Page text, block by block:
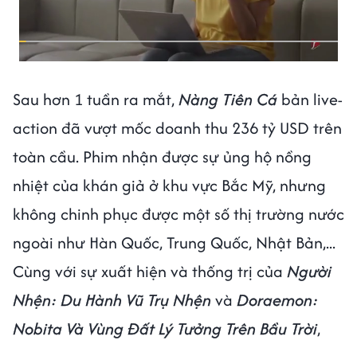
Sau hơn 1 tuần ra mắt,Nàng Tiên Cá bản live-
action đã vượt mốc doanh thu 236 tỷ USD trên
toàn cầu. Phim nhận được sự ủng hộ nồng
nhiệt của khán giả ở khu vực Bắc Mỹ, nhưng
không chinh phục được một số thị trường nước
ngoài như Hàn Quốc, Trung Quốc, Nhật Bản,...
Cùng với sự xuất hiện và thống trị của Người
Nhện: Du Hành Vũ Trụ Nhện và Doraemon:
Nobita Và Vùng Đất Lý Tưởng Trên Bầu Trời,